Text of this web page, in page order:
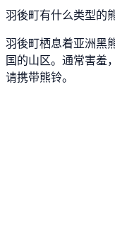
羽後町有什么类型的
羽後町栖息着亚洲黑
国的山区。通常害羞
请携带熊铃。